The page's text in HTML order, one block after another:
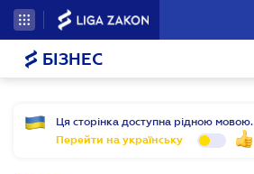
БІЗНЕС
Ця сторінка доступна рідною мовою.
Перейти на українську